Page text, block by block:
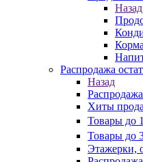
Назад
Распродажа
Назад
Хиты
Товары до
Товары до
Этажерки,